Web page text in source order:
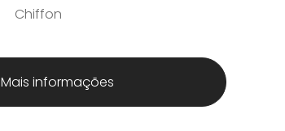
Chiffon
Mais informações